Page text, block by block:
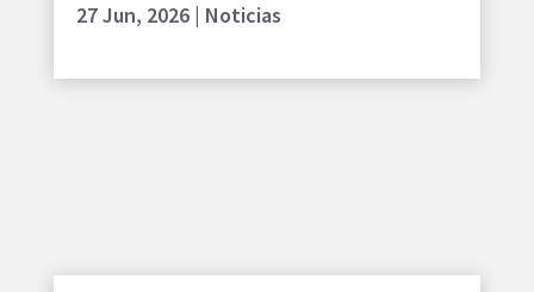
27 Jun, 2026| Noticias